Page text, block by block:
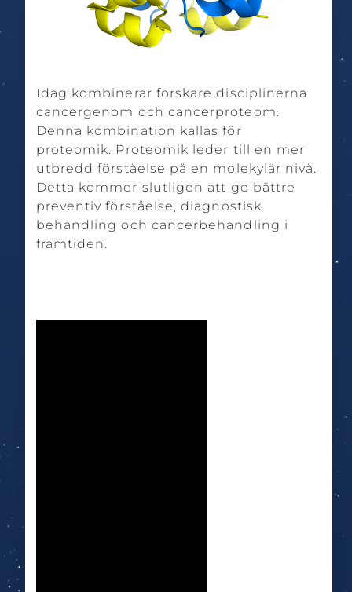
Idag kombinerar forskare disciplinerna
cancergenom och cancerproteom.
Denna kombination kallas för
proteomik. Proteomik leder till en mer
utbredd förståelse på en molekylär nivå.
Detta kommer slutligen att ge bättre
preventiv förståelse, diagnostisk
behandling och cancerbehandling i
framtiden.